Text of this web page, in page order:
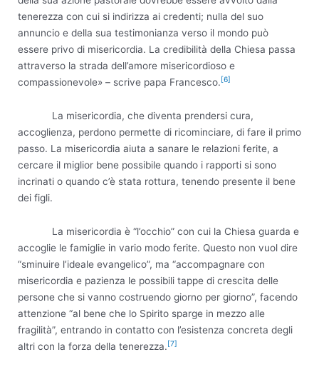
tenerezza con cui si indirizza ai credenti; nulla del suo
annuncio e della sua testimonianza verso il mondo può
essere privo di misericordia. La credibilità della Chiesa passa
attraverso la strada dell’amore misericordioso e
compassionevole» – scrive papa Francesco.[6]
La misericordia, che diventa prendersi cura,
accoglienza, perdono permette di ricominciare, di fare il primo
passo. La misericordia aiuta a sanare le relazioni ferite, a
cercare il miglior bene possibile quando i rapporti si sono
incrinati o quando c’è stata rottura, tenendo presente il bene
dei figli.
La misericordia è “l’occhio” con cui la Chiesa guarda e
accoglie le famiglie in vario modo ferite. Questo non vuol dire
“sminuire l’ideale evangelico”, ma “accompagnare con
misericordia e pazienza le possibili tappe di crescita delle
persone che si vanno costruendo giorno per giorno”, facendo
attenzione “al bene che lo Spirito sparge in mezzo alle
fragilità”, entrando in contatto con l’esistenza concreta degli
altri con la forza della tenerezza.[7]